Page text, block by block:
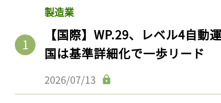
製造業
【国際】WP.29、レベル4自動
国は基準詳細化で一歩リード
2026/07/13